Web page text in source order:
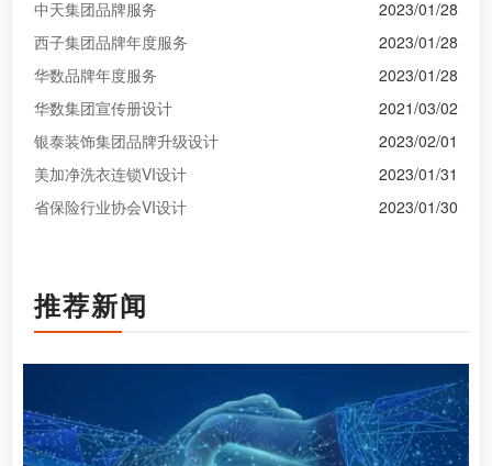
2023/01/28
中天集团品牌服务
2023/01/28
西子集团品牌年度服务
2023/01/28
华数品牌年度服务
2021/03/02
华数集团宣传册设计
2023/02/01
银泰装饰集团品牌升级设计
2023/01/31
美加净洗衣连锁VI设计
2023/01/30
省保险行业协会VI设计
推荐新闻